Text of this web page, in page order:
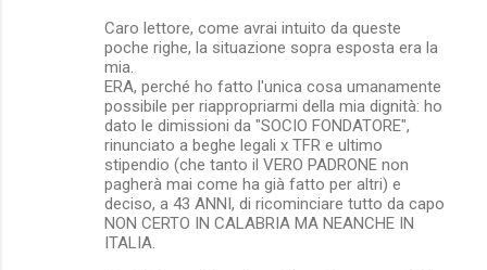
Caro lettore, come avrai intuito da queste
poche righe, la situazione sopra esposta era la
mia.
ERA, perché ho fatto l'unica cosa umanamente
possibile per riappropriarmi della mia dignità: ho
dato le dimissioni da "SOCIO FONDATORE",
rinunciato a beghe legali x TFR e ultimo
stipendio (che tanto il VERO PADRONE non
pagherà mai come ha già fatto per altri) e
deciso, a 43 ANNI, di ricominciare tutto da capo
NON CERTO IN CALABRIA MA NEANCHE IN
ITALIA.